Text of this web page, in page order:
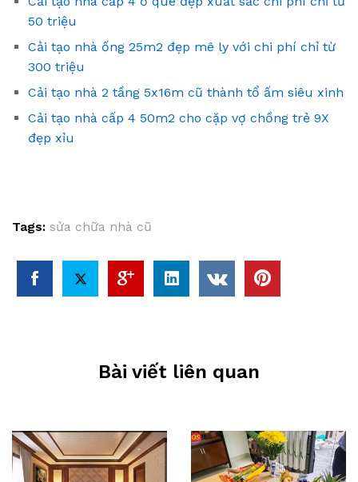
50 triệu
Cải tạo nhà ống 25m2 đẹp mê ly với chi phí chỉ từ
300 triệu
Cải tạo nhà 2 tầng 5x16m cũ thành tổ ấm siêu xinh
Cải tạo nhà cấp 4 50m2 cho cặp vợ chồng trẻ 9X
đẹp xỉu
Tags: sửa chữa nhà cũ
Bài viết liên quan